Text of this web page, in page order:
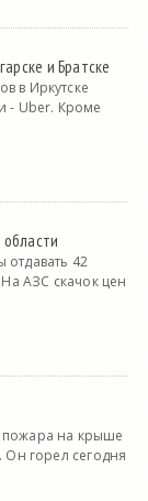
и Братске
в Иркутске
- Uber. Кроме
отдавать 42
АЗС скачок цен
пожара на крыше
Он горел сегодня